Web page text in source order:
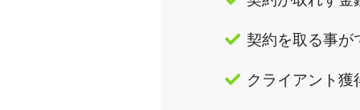
契約を取る事が
クライアント獲